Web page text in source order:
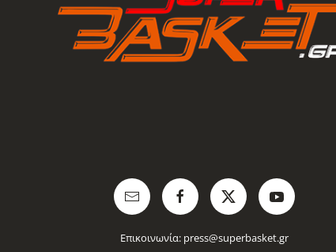
Επικοινωνία: press@superbasket.gr